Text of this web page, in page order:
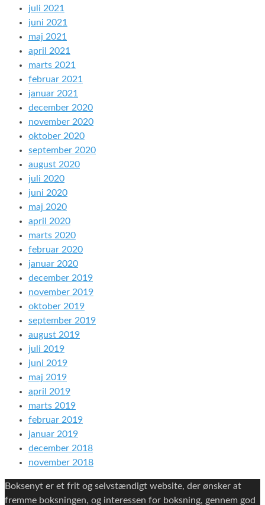
juli 2021
juni 2021
maj 2021
april 2021
marts 2021
februar 2021
januar 2021
december 2020
november 2020
oktober 2020
september 2020
august 2020
juli 2020
juni 2020
maj 2020
april 2020
marts 2020
februar 2020
januar 2020
december 2019
november 2019
oktober 2019
september 2019
august 2019
juli 2019
juni 2019
maj 2019
april 2019
marts 2019
februar 2019
januar 2019
december 2018
november 2018
Boksenyt er et frit og selvstændigt website, der ønsker at
fremme boksningen, og interessen for boksning, gennem god